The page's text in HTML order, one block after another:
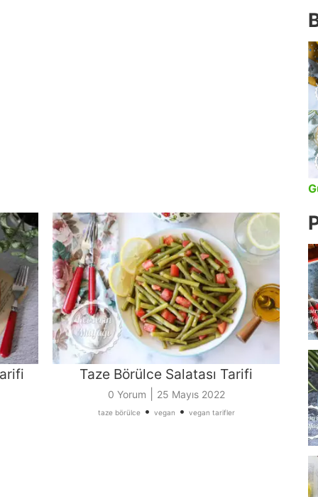
Taze Börülce Salatası Tarifi
0 Yorum 25 Mayıs 2022
taze börülce• vegan • vegan tarifler